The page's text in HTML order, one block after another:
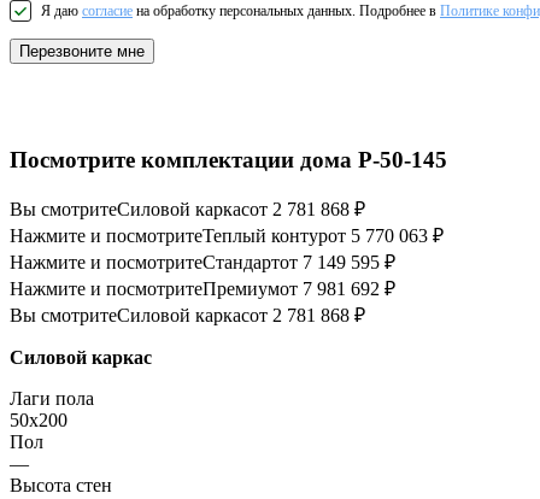
Я даю согласие на обработку персональных данных. Подробнее в Политике
Перезвоните мне
Посмотрите комплектации дома P-50-145
Вы смотритеСиловой каркасот 2 781 868 ₽
Нажмите и посмотритеТеплый контурот 5 770 063 ₽
Нажмите и посмотритеСтандартот 7 149 595 ₽
Нажмите и посмотритеПремиумот 7 981 692 ₽
Вы смотритеСиловой каркасот 2 781 868 ₽
Силовой каркас
Лаги пола
50x200
Пол
—
Высота стен